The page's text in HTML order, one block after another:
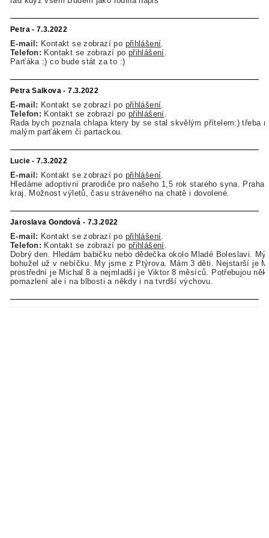
Petra - 7.3.2022
E-mail: Kontakt se zobrazí po přihlášení
Telefon: Kontakt se zobrazí po přihlášení
Parťáka :) co bude stát za to :)
Petra Salkova - 7.3.2022
E-mail: Kontakt se zobrazí po přihlášení
Telefon: Kontakt se zobrazí po přihlášení
Rada bych poznala chlapa ktery by se stal skvělým přítelem:) třeba
malým parťákem či partackou.
Lucie - 7.3.2022
E-mail: Kontakt se zobrazí po přihlášení
Hledáme adoptivní prarodiče pro našeho 1,5 rok starého syna.
kraj. Možnost výletů, času stráveného na chatě i dovolené.
Jaroslava Gondová - 7.3.2022
E-mail: Kontakt se zobrazí po přihlášení
Telefon: Kontakt se zobrazí po přihlášení
Dobrý den. Hledám babičku nebo dědečka okolo Mladé Boleslavi.
bohužel už v nebíčku. My jsme z Ptýrova. Mám 3 děti. Nejstarší je
prostřední je Michal 8 a nejmladší je Viktor 8 měsíců. Potřebujou
pomazlení ale i na blbosti a někdy i na tvrdší výchovu.